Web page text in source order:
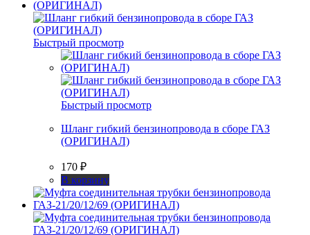
Быстрый просмотр
Быстрый просмотр
Шланг гибкий бензинопровода в сборе ГАЗ
(ОРИГИНАЛ)
170 ₽
В корзину